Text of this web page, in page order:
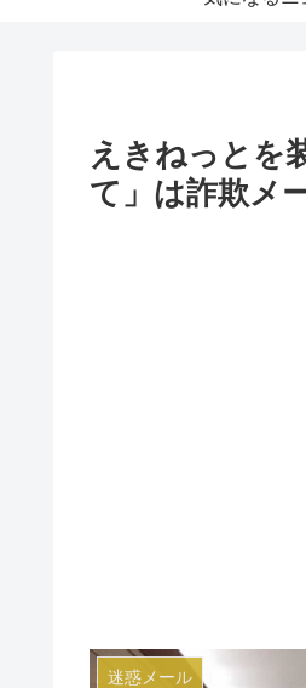
えきねっとを
て」は詐欺メ
迷惑メール